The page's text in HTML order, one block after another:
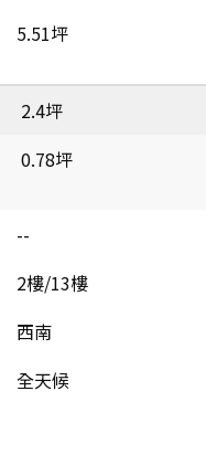
5.51坪
2.4坪
0.78坪
--
2樓/13樓
西南
全天候